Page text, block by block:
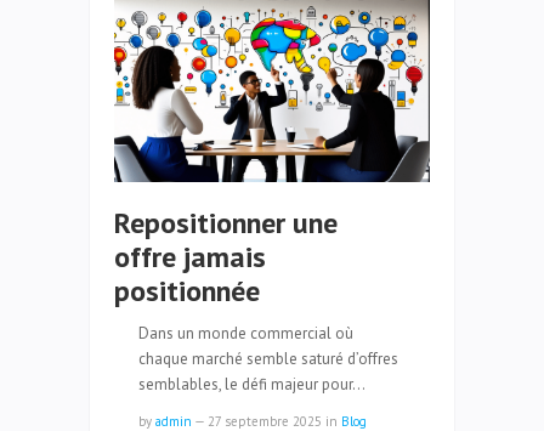
Repositionner une
offre jamais
positionnée
Dans un monde commercial où
chaque marché semble saturé d’offres
semblables, le défi majeur pour…
by admin — 27 septembre 2025 in Blog